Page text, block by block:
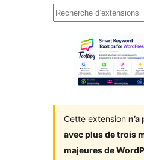
Recherche
Cette extension
avec plus de trois
majeures de